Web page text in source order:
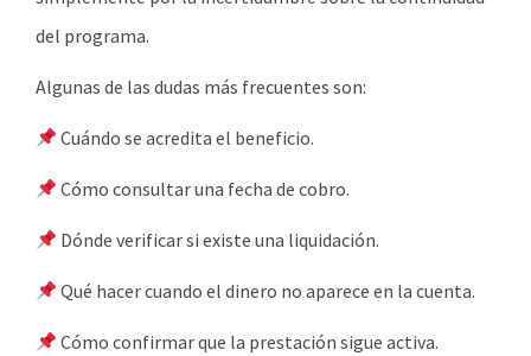
del programa.
Algunas de las dudas más frecuentes son:
Cuándo se acredita el beneficio.
Cómo consultar una fecha de cobro.
Dónde verificar si existe una liquidación.
Qué hacer cuando el dinero no aparece en la cuenta.
Cómo confirmar que la prestación sigue activa.